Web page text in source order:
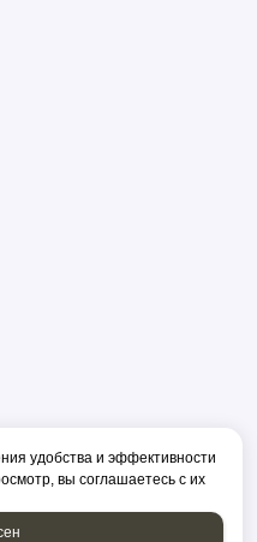
удобства и эффективности
вы соглашаетесь с их